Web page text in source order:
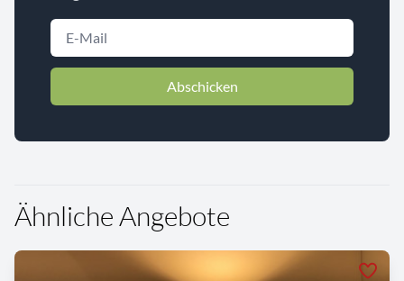
Abschicken
Ähnliche Angebote